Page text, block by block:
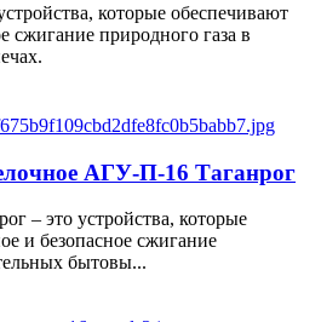
которые обеспечивают
сжигание природного газа в
АГУ-П-16 Таганрог
– это устройства, которые
и безопасное сжигание
бытовы...